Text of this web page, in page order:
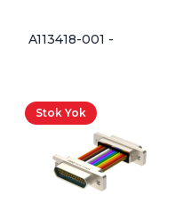
A113418-001 -
Stok Yok